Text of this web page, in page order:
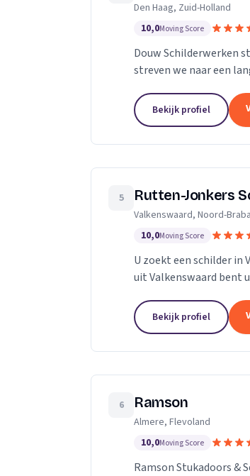
Den Haag, Zuid-Holland
10,0Moving Score
Douw Schilderwerken
streven we naar een
Bekijk profiel
5 Rutten-Jonkers
Valkenswaard, Noord-
10,0Moving Score
U zoekt een schilder in
uit Valkenswaard bent
Bekijk profiel
6 Ramson
Almere, Flevoland
10,0Moving Score
Ramson Stukadoors &